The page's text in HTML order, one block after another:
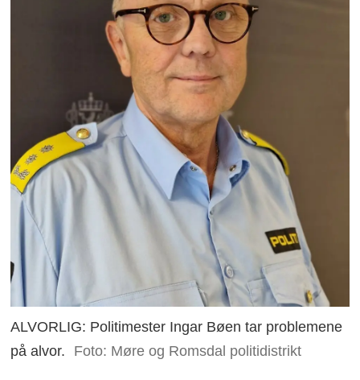
ALVORLIG: Politimester Ingar Bøen tar problemene
på alvor.
Foto: Møre og Romsdal politidistrikt